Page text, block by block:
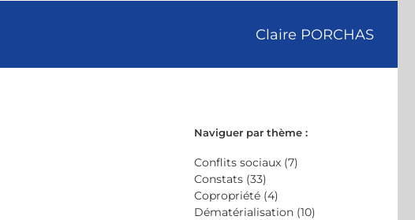
Claire PORCHAS
Naviguer par thème :
Conflits sociaux (7)
Constats (33)
Copropriété (4)
Dématérialisation (10)